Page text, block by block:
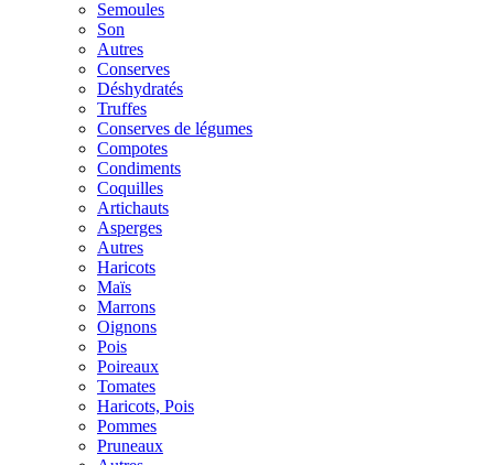
Semoules
Son
Autres
Conserves
Déshydratés
Truffes
Conserves de légumes
Compotes
Condiments
Coquilles
Artichauts
Asperges
Autres
Haricots
Maïs
Marrons
Oignons
Pois
Poireaux
Tomates
Haricots, Pois
Pommes
Pruneaux